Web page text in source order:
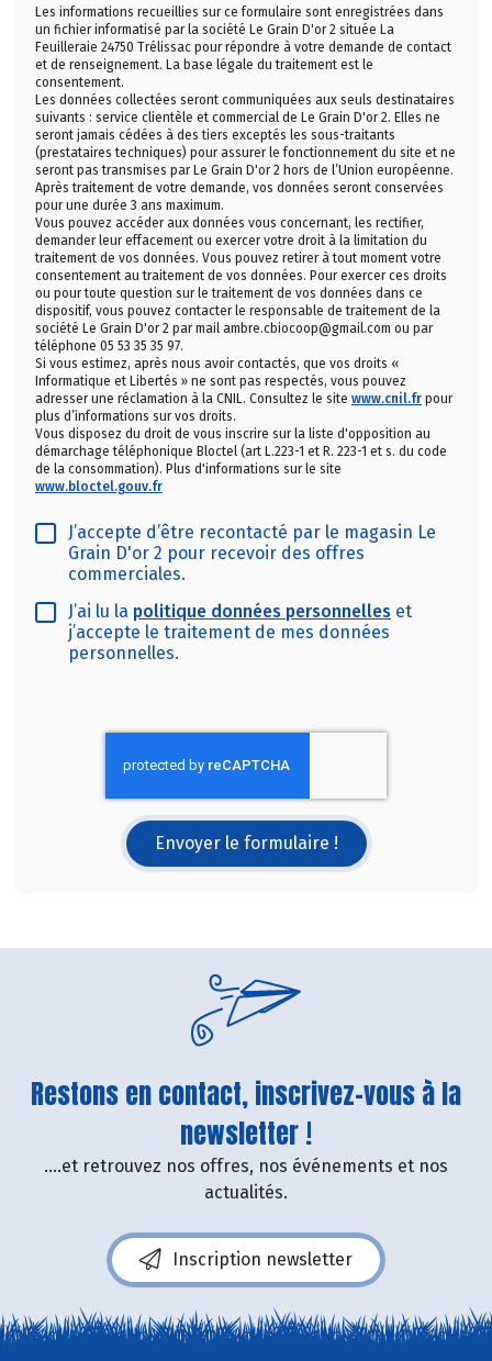
Les informations recueillies sur ce formulaire sont enregistrées dans
un fichier informatisé par la société Le Grain D'or 2 située La
Feuilleraie 24750 Trélissac pour répondre à votre demande de contact
et de renseignement. La base légale du traitement est le
consentement.
Les données collectées seront communiquées aux seuls destinataires
suivants : service clientèle et commercial de Le Grain D'or 2. Elles ne
seront jamais cédées à des tiers exceptés les sous-traitants
(prestataires techniques) pour assurer le fonctionnement du site et ne
seront pas transmises par Le Grain D'or 2 hors de l’Union européenne.
Après traitement de votre demande, vos données seront conservées
pour une durée 3 ans maximum.
Vous pouvez accéder aux données vous concernant, les rectifier,
demander leur effacement ou exercer votre droit à la limitation du
traitement de vos données. Vous pouvez retirer à tout moment votre
consentement au traitement de vos données. Pour exercer ces droits
ou pour toute question sur le traitement de vos données dans ce
dispositif, vous pouvez contacter le responsable de traitement de la
société Le Grain D'or 2 par mail ambre.cbiocoop@gmail.com ou par
téléphone 05 53 35 35 97.
Si vous estimez, après nous avoir contactés, que vos droits «
Informatique et Libertés » ne sont pas respectés, vous pouvez
adresser une réclamation à la CNIL. Consultez le site www.cnil.fr pour
plus d’informations sur vos droits.
Vous disposez du droit de vous inscrire sur la liste d'opposition au
démarchage téléphonique Bloctel (art L.223-1 et R. 223-1 et s. du code
de la consommation). Plus d'informations sur le site
www.bloctel.gouv.fr
J’accepte d’être recontacté par le magasin Le
Grain D'or 2 pour recevoir des offres
commerciales.
J’ai lu la politique données personnelles et
j’accepte le traitement de mes données
personnelles.
Envoyer le formulaire !
Restons en contact, inscrivez-vous à la
newsletter !
....et retrouvez nos offres, nos événements et nos
actualités.
Inscription newsletter